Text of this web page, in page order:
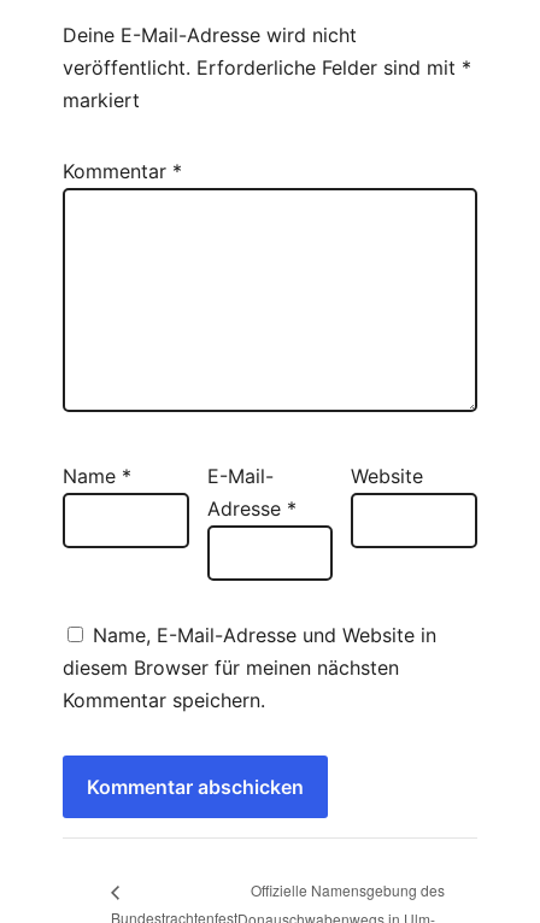
Deine E-Mail-Adresse wird nicht
veröffentlicht. Erforderliche Felder sind mit *
markiert
Kommentar *
Name *
E-Mail-
Adresse *
Website
Name, E-Mail-Adresse und Website in
diesem Browser für meinen nächsten
Kommentar speichern.
Bundestrachtenfest
Offizielle Namensgebung des
Donauschwabenwegs in Ulm-